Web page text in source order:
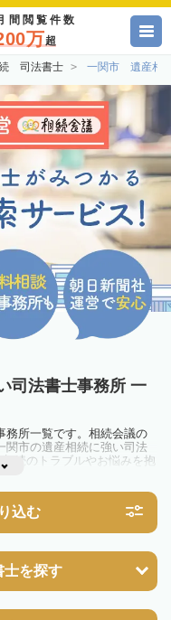
間閲覧件数
万超
司法書士 一関市 遺産相
司法書士事務所 一
務所一覧です。相続会議の
関市の遺産相続に強い司法
続のトラブルやお悩みを抱
みましょう。
込む
士を探す